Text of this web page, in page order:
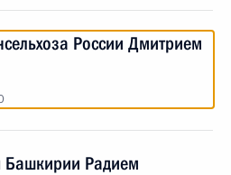
России Дмитрием
Башкирии Радием